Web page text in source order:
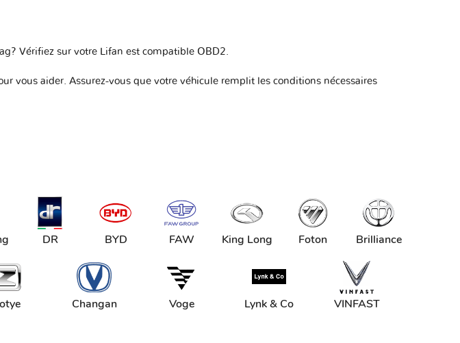
Vérifiez sur votre Lifan est compatible OBD2.
vous aider. Assurez-vous que votre véhicule remplit les conditions nécessaires
DR BYD FAW King Long Foton Brilliance
Changan Voge Lynk & Co VINFAST